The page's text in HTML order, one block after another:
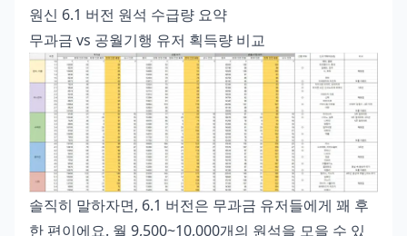
원신 6.1 버전 원석 수급량 요약
무과금 vs 공월기행 유저 획득량 비교
솔직히 말하자면, 6.1 버전은 무과금 유저들에게 꽤 후
한 편이에요. 월 9,500~10,000개의 원석을 모을 수 있